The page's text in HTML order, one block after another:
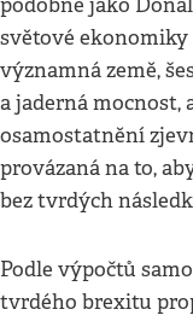
podobně jako
světové ekonomiky
významná země,
a jaderná mocnost,
osamostatnění
provázaná na to,
bez tvrdých
Podle výpočtů
tvrdého brexitu